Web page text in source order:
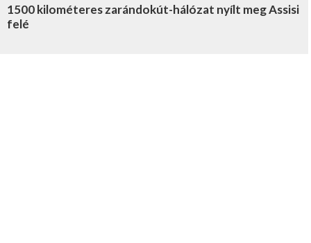
1500 kilométeres zarándokút-hálózat nyílt meg Assisi
felé